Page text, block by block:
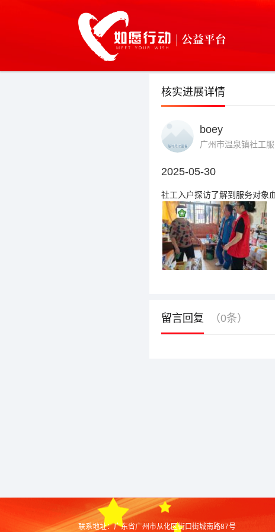
核实进展详情
boey
广州市温泉镇社工
2025-05-30
社工入户探访了解到服务对象
留言回复 （0条）
联系地址：广东省广州市从化区街口街城南路87号